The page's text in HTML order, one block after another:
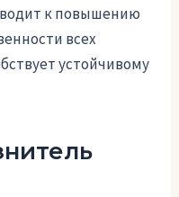
к повышению
всех
устойчивому